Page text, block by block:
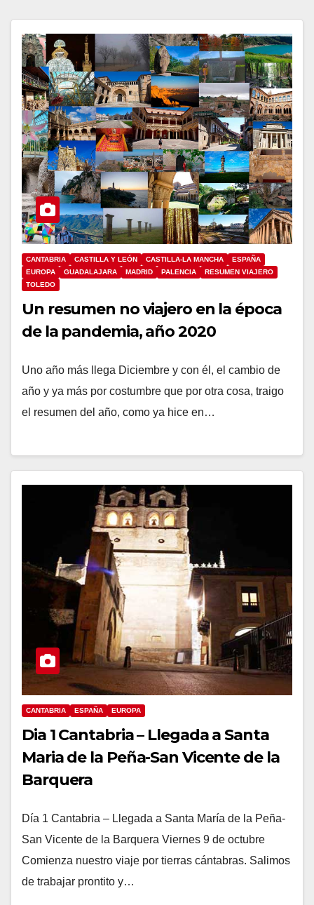
CANTABRIA CASTILLA Y LEÓN CASTILLA-LA MANCHA
ESPAÑA
EUROPA
GUADALAJARA MADRID PALENCIA
RESUMEN VIAJERO
TOLEDO
Un resumen no viajero en la época
de la pandemia, año 2020
Uno año más llega Diciembre y con él, el cambio de
año y ya más por costumbre que por otra cosa, traigo
el resumen del año, como ya hice en…
CANTABRIA ESPAÑA EUROPA
Dia 1 Cantabria – Llegada a Santa
Maria de la Peña-San Vicente de la
Barquera
Día 1 Cantabria – Llegada a Santa María de la Peña-
San Vicente de la Barquera Viernes 9 de octubre
Comienza nuestro viaje por tierras cántabras. Salimos
de trabajar prontito y…